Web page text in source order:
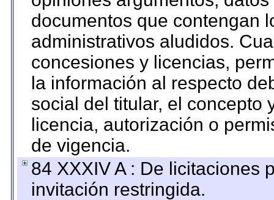
documentos que contengan
administrativos aludidos.
concesiones y licencias,
la información al respecto
social del titular, el concepto
licencia, autorización o
de vigencia.
84 XXXIV A : De licitaciones
invitación restringida.